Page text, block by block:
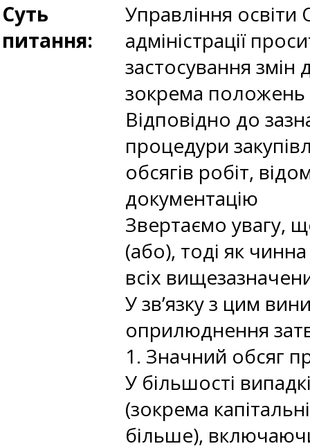
Суть
питання:
Управління освіти
адміністрації
застосування змін
зокрема положень
Відповідно до
процедури
обсягів робіт,
документацію
Звертаємо увагу,
(або), тоді як
всіх
У зв’язку з цим
оприлюднення
1. Значний обсяг
У більшості
(зокрема
більше),